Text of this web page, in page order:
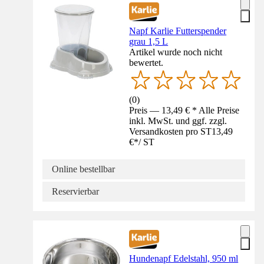
Napf Karlie Futterspender
grau 1,5 L
Artikel wurde noch nicht
bewertet.
(0)
Preis — 13,49 € * Alle Preise
inkl. MwSt. und ggf. zzgl.
Versandkosten pro ST13,49
€*/ ST
Online bestellbar
Reservierbar
Hundenapf Edelstahl, 950 ml